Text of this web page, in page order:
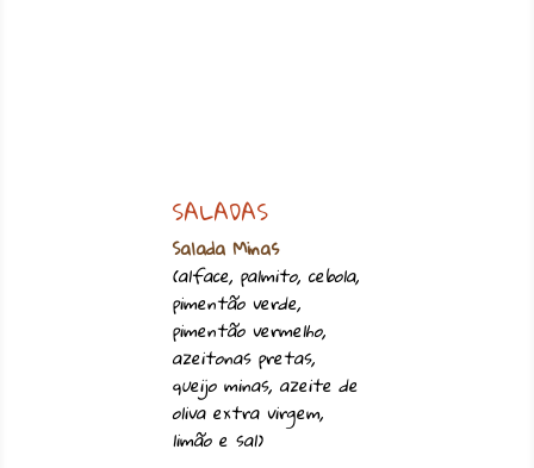
SALADAS
Salada Minas
(alface, palmito, cebola,
pimentão verde,
pimentão vermelho,
azeitonas pretas,
queijo minas, azeite de
oliva extra virgem,
limão e sal)